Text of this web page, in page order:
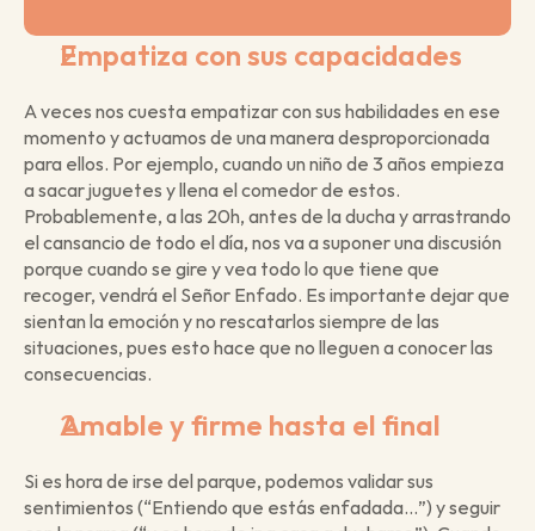
Empatiza con sus capacidades
A veces nos cuesta empatizar con sus habilidades en ese
momento y actuamos de una manera desproporcionada
para ellos. Por ejemplo, cuando un niño de 3 años empieza
a sacar juguetes y llena el comedor de estos.
Probablemente, a las 20h, antes de la ducha y arrastrando
el cansancio de todo el día, nos va a suponer una discusión
porque cuando se gire y vea todo lo que tiene que
recoger, vendrá el Señor Enfado. Es importante dejar que
sientan la emoción y no rescatarlos siempre de las
situaciones, pues esto hace que no lleguen a conocer las
consecuencias.
Amable y firme hasta el final
Si es hora de irse del parque, podemos validar sus
sentimientos (“Entiendo que estás enfadada…”) y seguir